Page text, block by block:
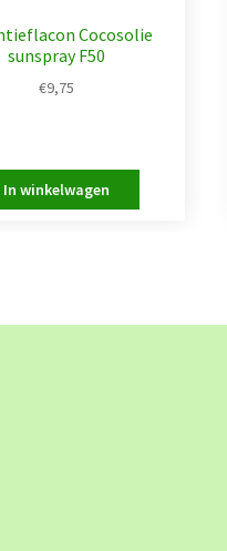
Cocosolie
sunspray F50
€9,75